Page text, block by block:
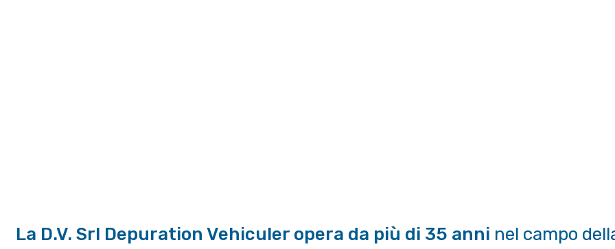
La D.V. Srl Depuration Vehiculer opera da più di 35 anni nel campo